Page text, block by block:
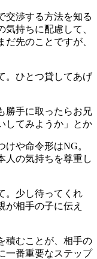
交渉する方法を知る
持ちに配慮して、
先のことですが、
。ひとつ貸してあげ
勝手に取ったらお兄
してみようか」とか
や命令形はNG。
人の気持ちを尊重し
。少し待ってくれ
が相手の子に伝え
積むことが、相手の
一番重要なステップ